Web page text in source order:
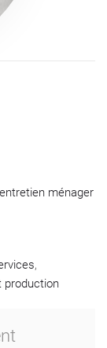
ménager
,
production